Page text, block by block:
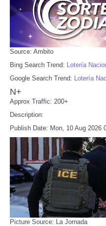
Source: Ambito
Bing Search Trend: Lotería
Google Search Trend: Lotería
N+
Approx Traffic: 200+
Description:
Publish Date: Mon, 10 Aug 2026
Picture Source: La Jornada